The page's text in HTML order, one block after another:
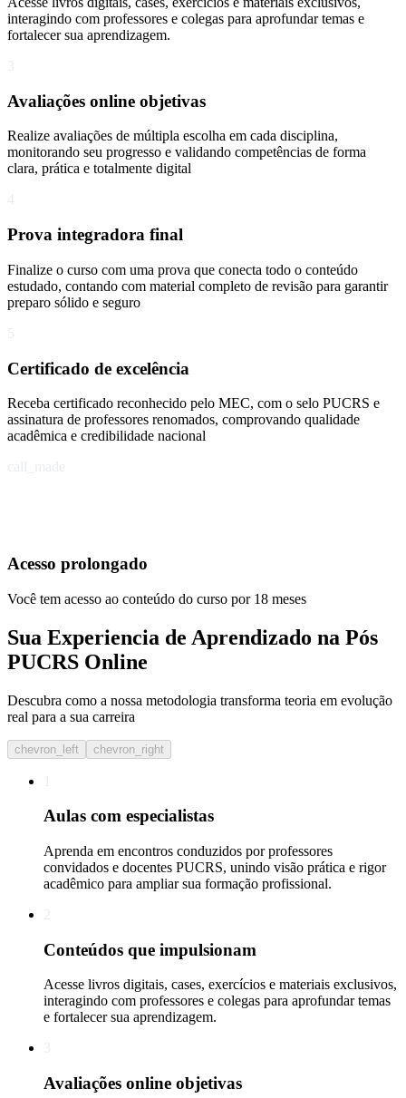
interagindo com professores e colegas para aprofundar temas e
fortalecer sua aprendizagem.
Avaliações online objetivas
Realize avaliações de múltipla escolha em cada disciplina,
monitorando seu progresso e validando competências de forma
clara, prática e totalmente digital
Prova integradora final
Finalize o curso com uma prova que conecta todo o conteúdo
estudado, contando com material completo de revisão para garantir
preparo sólido e seguro
Certificado de excelência
Receba certificado reconhecido pelo MEC, com o selo PUCRS e
assinatura de professores renomados, comprovando qualidade
acadêmica e credibilidade nacional
Acesso prolongado
Você tem acesso ao conteúdo do curso por 18 meses
Sua Experiencia de Aprendizado na Pós
PUCRS Online
Descubra como a nossa metodologia transforma teoria em evolução
real para a sua carreira​
chevron_left chevron_right
Aulas com especialistas
Aprenda em encontros conduzidos por professores
convidados e docentes PUCRS, unindo visão prática e rigor
acadêmico para ampliar sua formação profissional.
Conteúdos que impulsionam
Acesse livros digitais, cases, exercícios e materiais exclusivos,
interagindo com professores e colegas para aprofundar temas
e fortalecer sua aprendizagem.
Avaliações online objetivas